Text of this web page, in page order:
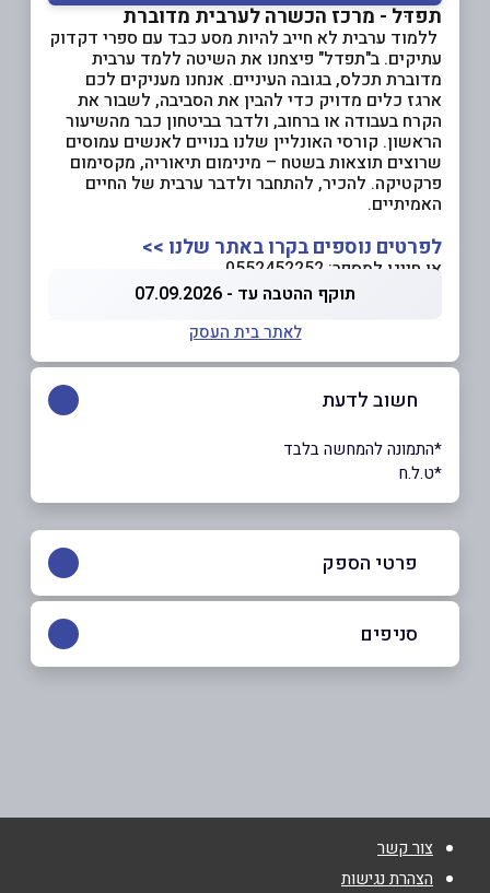
תפדּל - מרכז הכשרה לערבית מדוברת
ללמוד ערבית לא חייב להיות מסע כבד עם ספרי דקדוק
עתיקים. ב"תפדל" פיצחנו את השיטה ללמד ערבית
מדוברת תכלס, בגובה העיניים. אנחנו מעניקים לכם
ארגז כלים מדויק כדי להבין את הסביבה, לשבור את
הקרח בעבודה או ברחוב, ולדבר בביטחון כבר מהשיעור
הראשון. קורסי האונליין שלנו בנויים לאנשים עמוסים
שרוצים תוצאות בשטח – מינימום תיאוריה, מקסימום
פרקטיקה. להכיר, להתחבר ולדבר ערבית של החיים
האמיתיים.
לפרטים נוספים בקרו באתר שלנו >>
או חייגו למספר: 0552452252
תוקף ההטבה עד - 07.09.2026
לאתר בית העסק
חשוב לדעת
*התמונה להמחשה בלבד
*ט.ל.ח
פרטי הספק
באתר באינסטגרם
טלפון*
סניפים
צור קשר
הצהרת נגישות